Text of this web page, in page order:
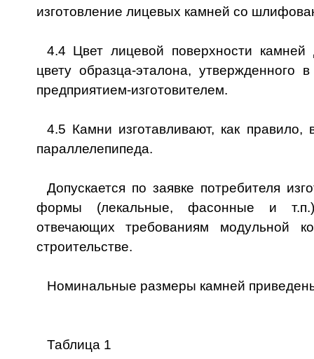
изготовление лицевых камней со
4.4 Цвет лицевой поверхности камней
цвету образца-эталона, утвержденного
предприятием-изготовителем.
4.5 Камни изготавливают, как правило,
параллелепипеда.
Допускается по заявке потребителя
формы (лекальные, фасонные и
отвечающих требованиям модульной
строительстве.
Номинальные размеры камней
Таблица 1